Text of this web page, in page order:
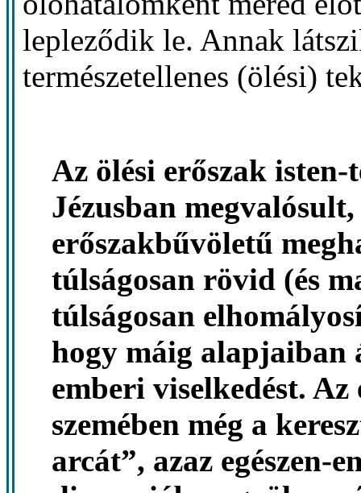
lepleződik le. Annak
természetellenes (ölési)
Az ölési erőszak isten-
Jézusban
erőszakbűvöletű
túlságosan rövid (és
túlságosan
hogy máig
emberi viselkedést.
szemében még a
arcát”, azaz egészen-